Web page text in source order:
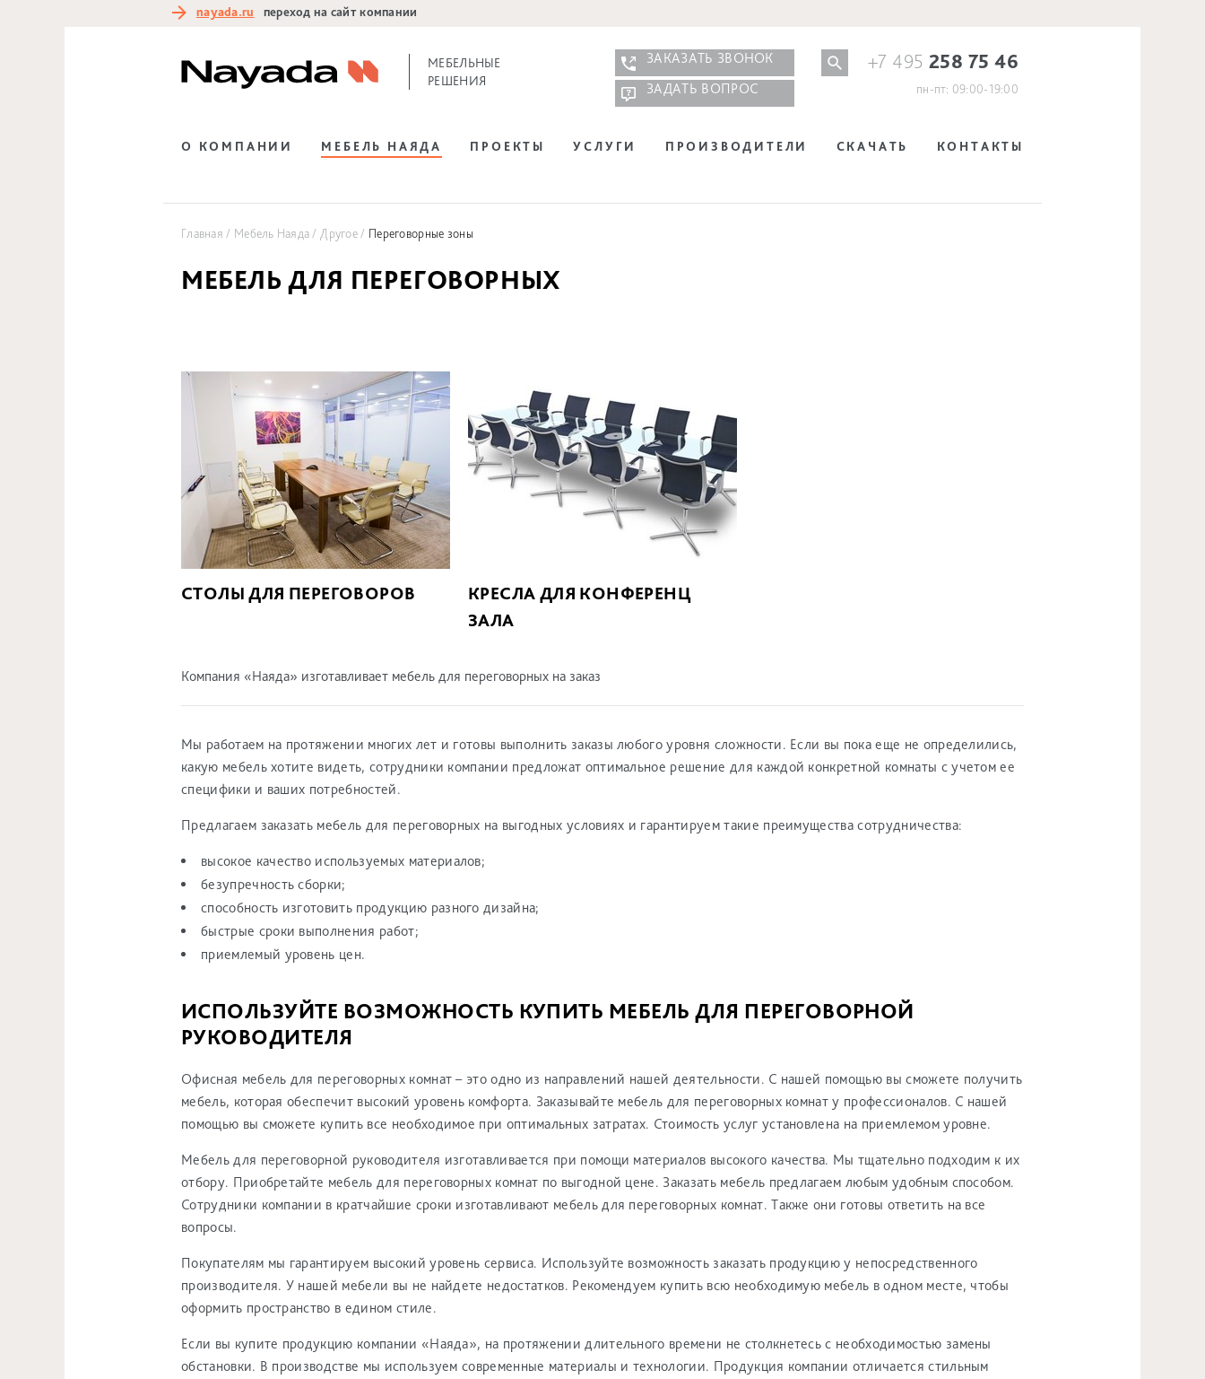
nayada.ru переход на сайт компании
МЕБЕЛЬНЫЕ
РЕШЕНИЯ
ЗАКАЗАТЬ ЗВОНОК
ЗАДАТЬ ВОПРОС
+7 495258 75 46
пн-пт: 09:00-19:00
О КОМПАНИИ МЕБЕЛЬ НАЯДА ПРОЕКТЫ УСЛУГИ ПРОИЗВОДИТЕЛИ СКАЧАТЬ КОНТАКТЫ
Главная Мебель Наяда Другое Переговорные зоны
МЕБЕЛЬ ДЛЯ ПЕРЕГОВОРНЫХ
СТОЛЫ ДЛЯ ПЕРЕГОВОРОВ
КРЕСЛА ДЛЯ КОНФЕРЕНЦ
ЗАЛА
Компания «Наяда» изготавливает мебель для переговорных на заказ
Мы работаем на протяжении многих лет и готовы выполнить заказы любого уровня сложности. Если вы пока еще не определились,
какую мебель хотите видеть, сотрудники компании предложат оптимальное решение для каждой конкретной комнаты с учетом ее
специфики и ваших потребностей.
Предлагаем заказать мебель для переговорных на выгодных условиях и гарантируем такие преимущества сотрудничества:
высокое качество используемых материалов;
безупречность сборки;
способность изготовить продукцию разного дизайна;
быстрые сроки выполнения работ;
приемлемый уровень цен.
ИСПОЛЬЗУЙТЕ ВОЗМОЖНОСТЬ КУПИТЬ МЕБЕЛЬ ДЛЯ ПЕРЕГОВОРНОЙ
РУКОВОДИТЕЛЯ
Офисная мебель для переговорных комнат – это одно из направлений нашей деятельности. С нашей помощью вы сможете получить
мебель, которая обеспечит высокий уровень комфорта. Заказывайте мебель для переговорных комнат у профессионалов. С нашей
помощью вы сможете купить все необходимое при оптимальных затратах. Стоимость услуг установлена на приемлемом уровне.
Мебель для переговорной руководителя изготавливается при помощи материалов высокого качества. Мы тщательно подходим к их
отбору. Приобретайте мебель для переговорных комнат по выгодной цене. Заказать мебель предлагаем любым удобным способом.
Сотрудники компании в кратчайшие сроки изготавливают мебель для переговорных комнат. Также они готовы ответить на все
вопросы.
Покупателям мы гарантируем высокий уровень сервиса. Используйте возможность заказать продукцию у непосредственного
производителя. У нашей мебели вы не найдете недостатков. Рекомендуем купить всю необходимую мебель в одном месте, чтобы
оформить пространство в едином стиле.
Если вы купите продукцию компании «Наяда», на протяжении длительного времени не столкнетесь с необходимостью замены
обстановки. В производстве мы используем современные материалы и технологии. Продукция компании отличается стильным